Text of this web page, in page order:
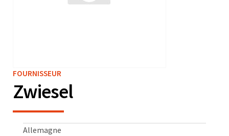
FOURNISSEUR
Zwiesel
Allemagne